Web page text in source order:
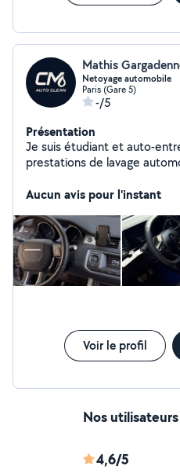
Mathis
Netoyage automobile
Paris (Gare 5)
-/5
Présentation
Je suis étudiant et auto-
prestations de lavage
pour nettoyer l'intérieur de votre
pneumatique, etc), avec 2
technicien de maintenance
réalise à mon compte des
125) avec un garage très bien équipé.
me contacter pour plus
Aucun avis pour l'instant
Voir le profil
Nos
4,6/5